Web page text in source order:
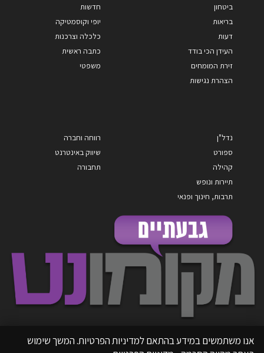
ביטחון
בריאות
דעות
העידן הכי בודד
זירת המומחים
הצהרת נגישות
חדשות
יופי וקוסמטיקה
כלכלה וצרכנות
כתבה ראשית
משפטי
נדל"ן
ספורט
קהילה
תיירות ונופש
תרבות, חינוך ופנאי
רווחה וחברה
שיווק באינטרנט
תחבורה
אנו משתמשים במידע בהתאם למדיניות הפרטיות. המשך שימוש